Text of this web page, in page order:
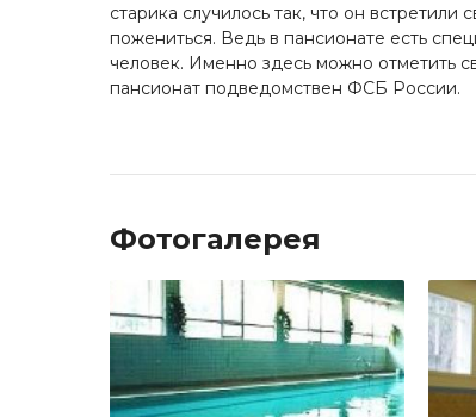
старика случилось так, что он
пожениться. Ведь в пансионате есть
человек. Именно здесь можно отметить
пансионат подведомствен ФСБ России.
Фотогалерея